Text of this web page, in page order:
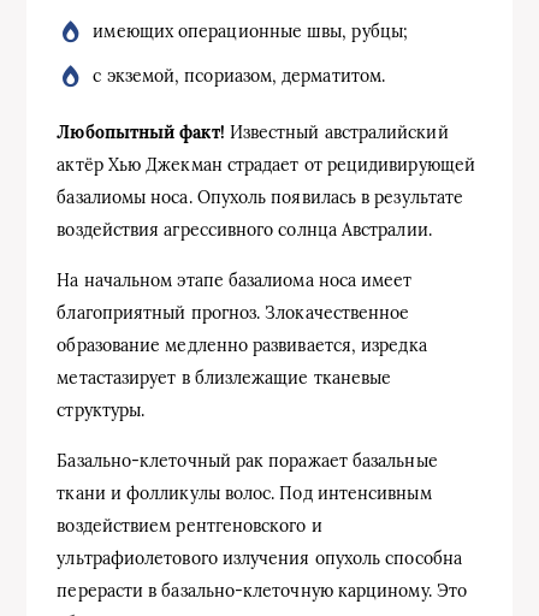
имеющих операционные швы, рубцы;
с экземой, псориазом, дерматитом.
Любопытный факт! Известный австралийский
актёр Хью Джекман страдает от рецидивирующей
базалиомы носа. Опухоль появилась в результате
воздействия агрессивного солнца Австралии.
На начальном этапе базалиома носа имеет
благоприятный прогноз. Злокачественное
образование медленно развивается, изредка
метастазирует в близлежащие тканевые
структуры.
Базально-клеточный рак поражает базальные
ткани и фолликулы волос. Под интенсивным
воздействием рентгеновского и
ультрафиолетового излучения опухоль способна
перерасти в базально-клеточную карциному. Это